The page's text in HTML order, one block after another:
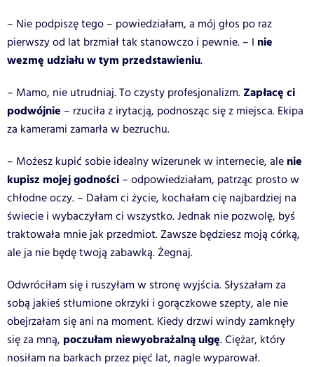
– Nie podpiszę tego – powiedziałam, a mój głos po raz
pierwszy od lat brzmiał tak stanowczo i pewnie. – I nie
wezmę udziału w tym przedstawieniu.
– Mamo, nie utrudniaj. To czysty profesjonalizm. Zapłacę ci
podwójnie – rzuciła z irytacją, podnosząc się z miejsca. Ekipa
za kamerami zamarła w bezruchu.
– Możesz kupić sobie idealny wizerunek w internecie, ale nie
kupisz mojej godności – odpowiedziałam, patrząc prosto w
chłodne oczy. – Dałam ci życie, kochałam cię najbardziej na
świecie i wybaczyłam ci wszystko. Jednak nie pozwolę, byś
traktowała mnie jak przedmiot. Zawsze będziesz moją córką,
ale ja nie będę twoją zabawką. Żegnaj.
Odwróciłam się i ruszyłam w stronę wyjścia. Słyszałam za
sobą jakieś stłumione okrzyki i gorączkowe szepty, ale nie
obejrzałam się ani na moment. Kiedy drzwi windy zamknęły
się za mną, poczułam niewyobrażalną ulgę. Ciężar, który
nosiłam na barkach przez pięć lat, nagle wyparował.